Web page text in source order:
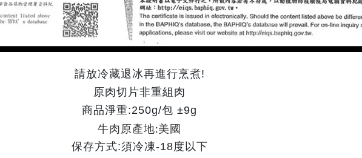
請放冷藏退冰再進行烹煮!
原肉切片非重組肉
商品淨重:250g/包 ±9g
牛肉原產地:美國
保存方式:須冷凍-18度以下